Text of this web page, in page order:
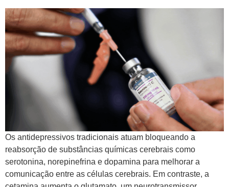
Os antidepressivos tradicionais atuam bloqueando a
reabsorção de substâncias químicas cerebrais como
serotonina, norepinefrina e dopamina para melhorar a
comunicação entre as células cerebrais. Em contraste, a